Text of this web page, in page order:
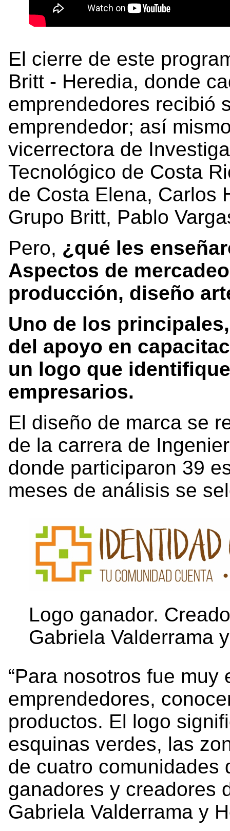
El cierre de este
Britt - Heredia, donde
emprendedores recibió
emprendedor; así
vicerrectora de
Tecnológico de Costa
de Costa Elena, Carlos
Grupo Britt, Pablo
Pero, ¿qué les
Aspectos de
producción, diseño
Uno de los
del apoyo en
un logo que
empresarios.
El diseño de marca se
de la carrera de
donde participaron 39
meses de análisis se
Logo ganador.
Gabriela Valderrama
“Para nosotros fue
emprendedores,
productos. El logo
esquinas verdes, las
de cuatro comunidades
ganadores y creadores
Gabriela Valderrama y